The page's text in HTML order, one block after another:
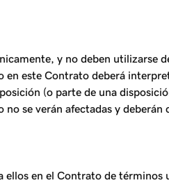
y no deben utilizarse
este Contrato deberá
(o parte de una
se verán afectadas y
en el Contrato de